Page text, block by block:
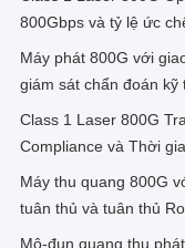
800Gbps và tỷ lệ ức
Máy phát 800G với
giám sát chẩn đoán
Class 1 Laser 800G
Compliance và Thời
Máy thu quang 800G
tuân thủ và tuân thủ
Mô-đun quang thu